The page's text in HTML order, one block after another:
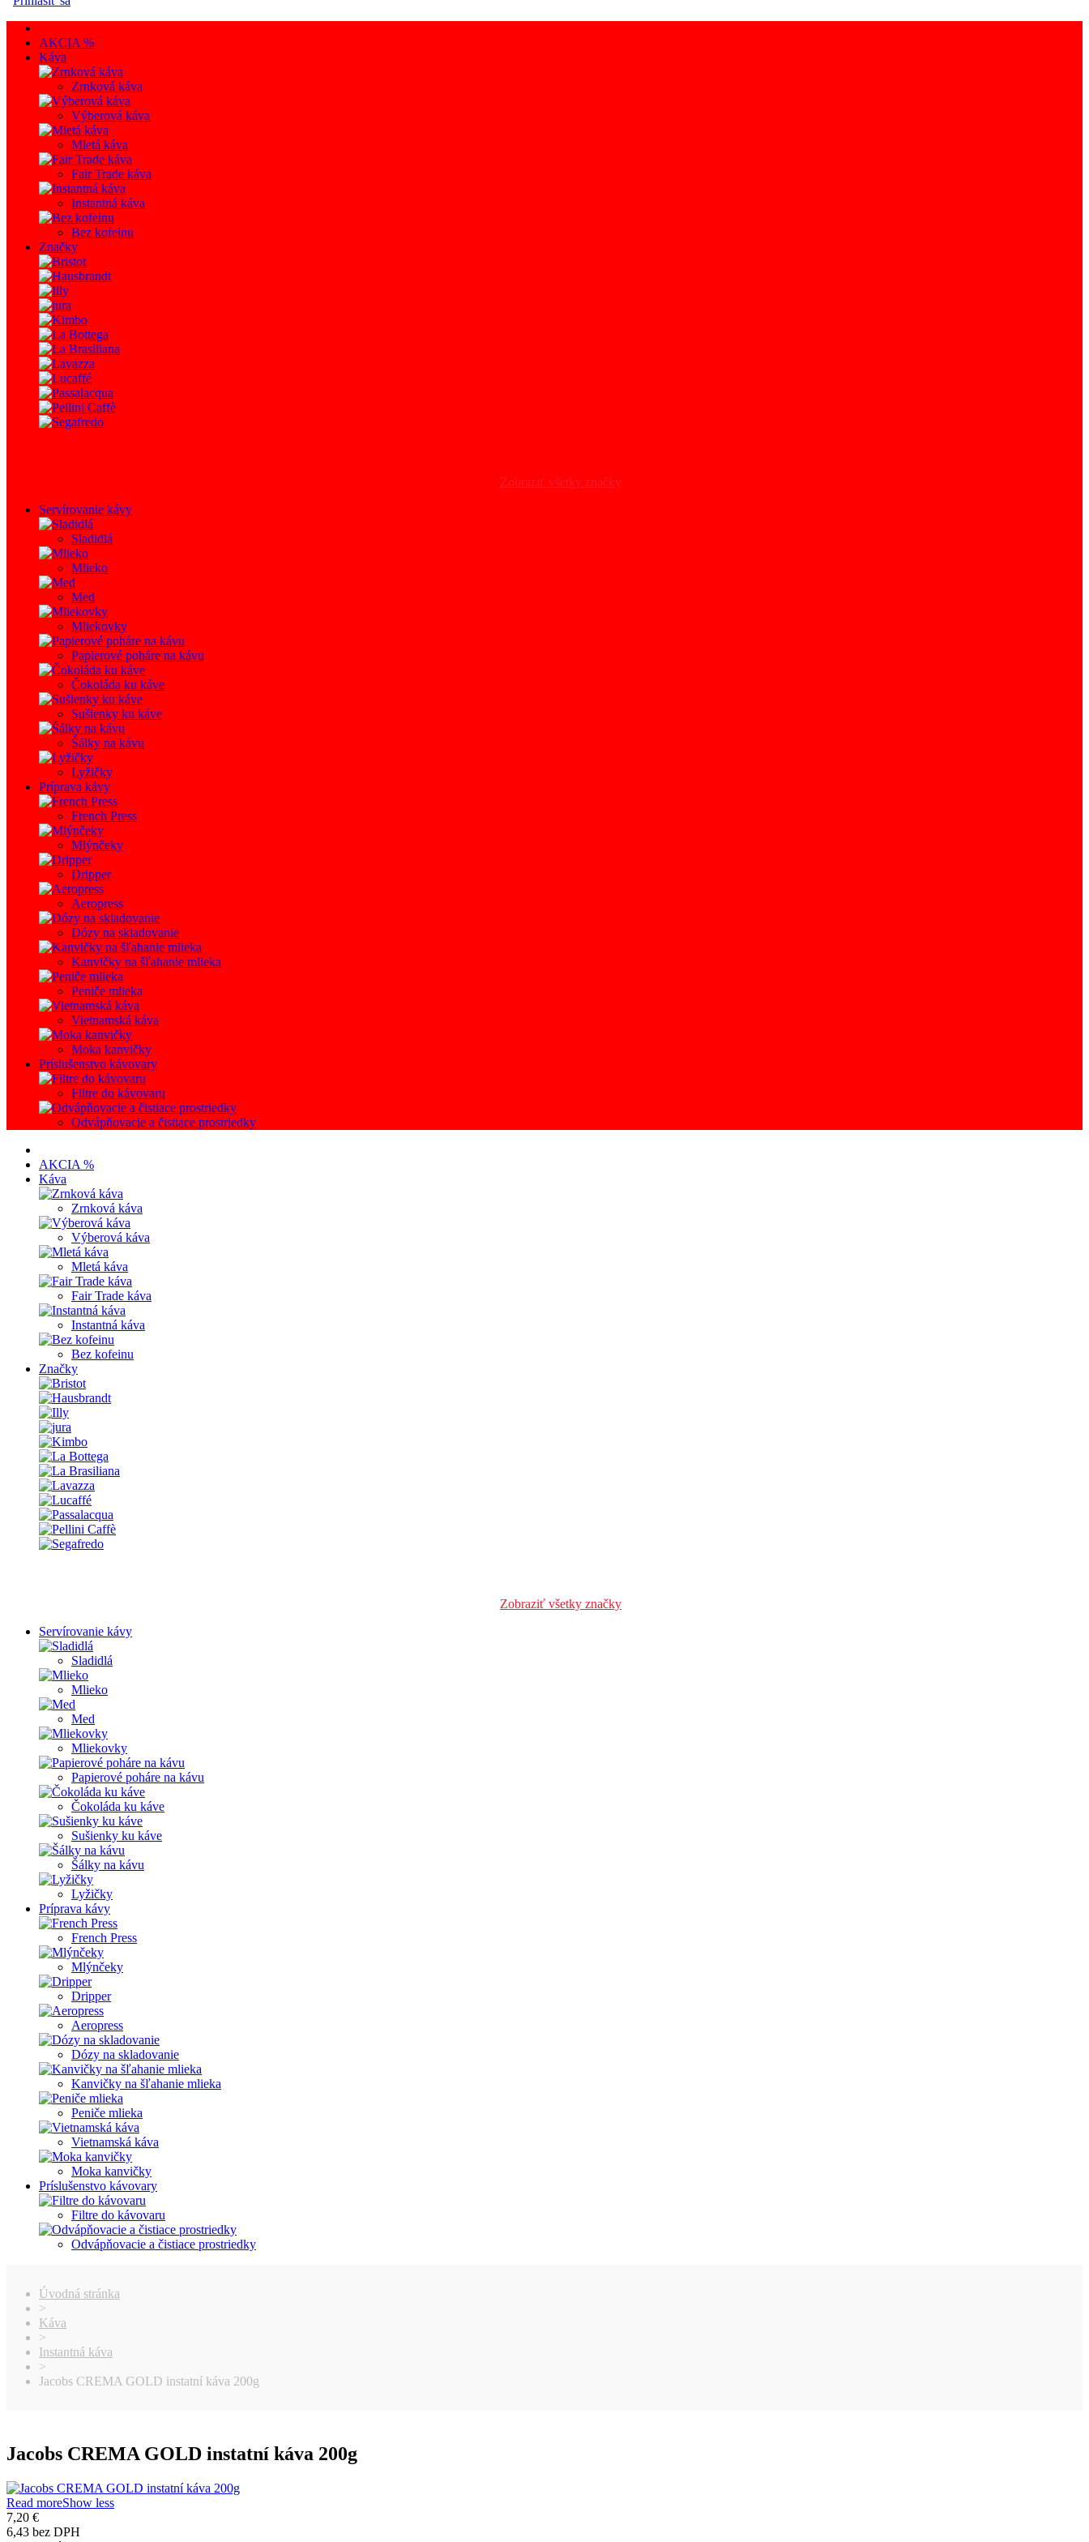
AKCIA %
Káva
Zrnková káva
Výberová káva
Mletá káva
Fair Trade káva
Instantná káva
Bez kofeinu
Značky
Zobraziť všetky značky
Servírovanie kávy
Sladidlá
Mlieko
Med
Mliekovky
Papierové poháre na kávu
Čokoláda ku káve
Sušienky ku káve
Šálky na kávu
Lyžičky
Príprava kávy
French Press
Mlýnčeky
Dripper
Aeropress
Dózy na skladovanie
Kanvičky na šľahanie mlieka
Peniče mlieka
Vietnamská káva
Moka kanvičky
Príslušenstvo kávovary
Filtre do kávovaru
Odvápňovacie a čistiace prostriedky
AKCIA %
Káva
Zrnková káva
Výberová káva
Mletá káva
Fair Trade káva
Instantná káva
Bez kofeinu
Značky
Zobraziť všetky značky
Servírovanie kávy
Sladidlá
Mlieko
Med
Mliekovky
Papierové poháre na kávu
Čokoláda ku káve
Sušienky ku káve
Šálky na kávu
Lyžičky
Príprava kávy
French Press
Mlýnčeky
Dripper
Aeropress
Dózy na skladovanie
Kanvičky na šľahanie mlieka
Peniče mlieka
Vietnamská káva
Moka kanvičky
Príslušenstvo kávovary
Filtre do kávovaru
Odvápňovacie a čistiace prostriedky
Úvodná stránka
>
Káva
>
Instantná káva
>
Jacobs CREMA GOLD instatní káva 200g
Jacobs CREMA GOLD instatní káva 200g
Read moreShow less
7,20 €
6,43 bez DPH